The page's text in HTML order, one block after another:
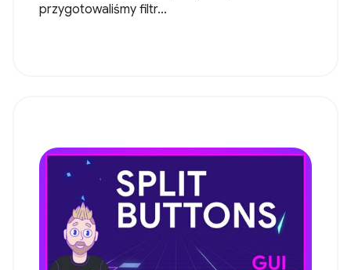
przygotowaliśmy filtr...